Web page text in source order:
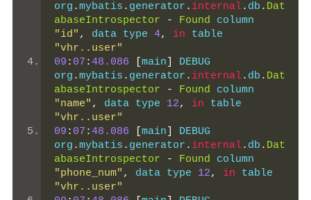
org .mybatis . generator . internal. db . Dat
abaseIntrospector
- Found
"id" , data type 4, in
"vhr..user"
09 : 07 :48.086 main
DEBUG
org .mybatis . generator . internal. db . Dat
abaseIntrospector
- Found
"name" , data type 12, in
"vhr..user"
09 : 07 :48.086 main
DEBUG
org .mybatis . generator . internal. db . Dat
abaseIntrospector
- Found
"phone_num" , data type 12, in
"vhr..user"